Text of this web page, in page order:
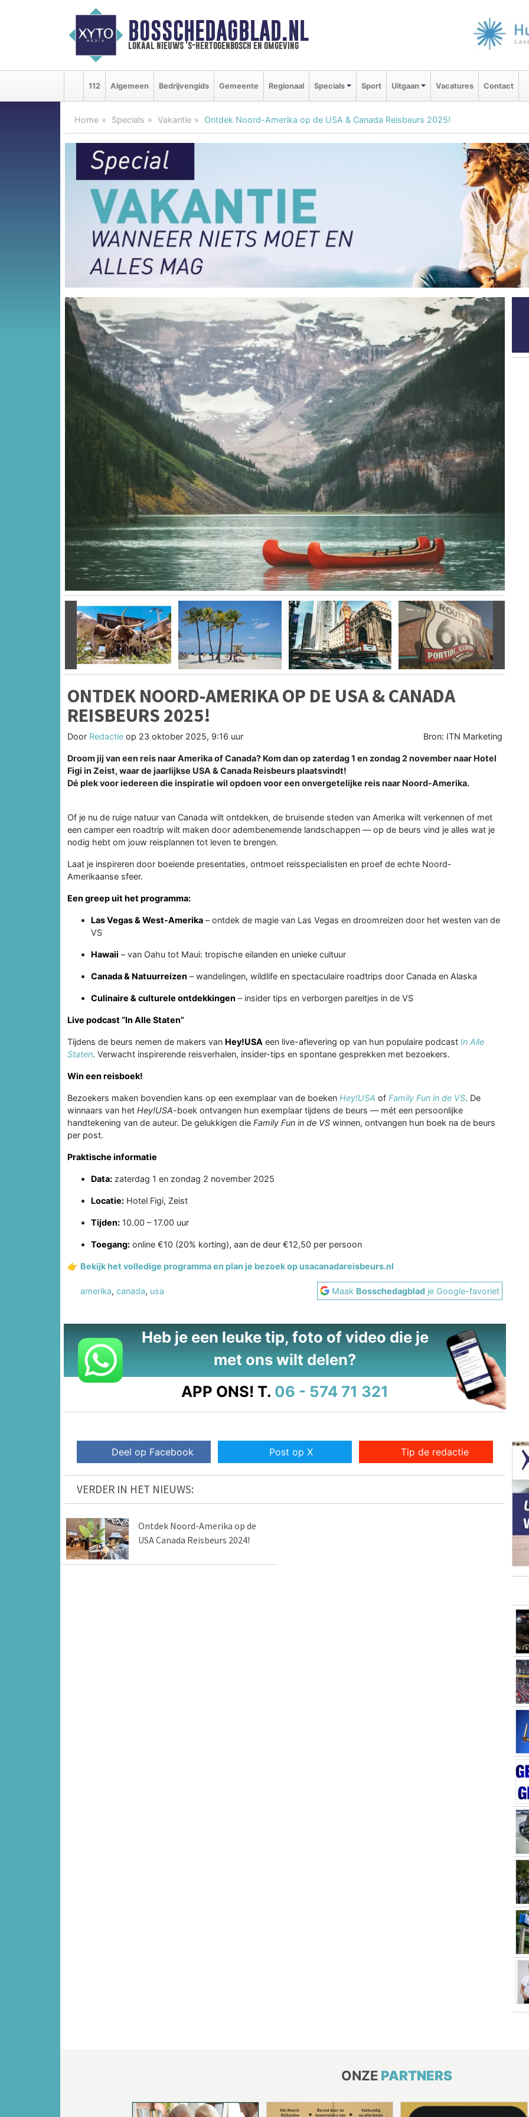
BOSSCHEDAGBLAD.NL
lokaal nieuws 's-hertogenbosch en omgeving
112 Algemeen Bedrijvengids Gemeente Regionaal Specials Sport Uitgaan Vacatures Contact
Home Specials Vakantie Ontdek Noord-Amerika op de USA & Canada Reisbeurs 2025!
Vorige
ONTDEK NOORD-AMERIKA OP DE USA & CANADA
REISBEURS 2025!
Door Redactie op 23 oktober 2025, 9:16 uur Bron: ITN Marketing
Droom jij van een reis naar Amerika of Canada? Kom dan op zaterdag 1 en zondag 2 november naar Hotel
Figi in Zeist, waar de jaarlijkse USA & Canada Reisbeurs plaatsvindt!
Dé plek voor iedereen die inspiratie wil opdoen voor een onvergetelijke reis naar Noord-Amerika.
Of je nu de ruige natuur van Canada wilt ontdekken, de bruisende steden van Amerika wilt verkennen of met
een camper een roadtrip wilt maken door adembenemende landschappen — op de beurs vind je alles wat je
nodig hebt om jouw reisplannen tot leven te brengen.
Laat je inspireren door boeiende presentaties, ontmoet reisspecialisten en proef de echte Noord-
Amerikaanse sfeer.
Een greep uit het programma:
Las Vegas & West-Amerika – ontdek de magie van Las Vegas en droomreizen door het westen van de
VS
Hawaii – van Oahu tot Maui: tropische eilanden en unieke cultuur
Canada & Natuurreizen – wandelingen, wildlife en spectaculaire roadtrips door Canada en Alaska
Culinaire & culturele ontdekkingen – insider tips en verborgen pareltjes in de VS
Live podcast “In Alle Staten”
Tijdens de beurs nemen de makers van Hey!USA een live-aflevering op van hun populaire podcast In Alle
Staten. Verwacht inspirerende reisverhalen, insider-tips en spontane gesprekken met bezoekers.
Win een reisboek!
Bezoekers maken bovendien kans op een exemplaar van de boeken Hey!USA of Family Fun in de VS. De
winnaars van het Hey!USA-boek ontvangen hun exemplaar tijdens de beurs — mét een persoonlijke
handtekening van de auteur. De gelukkigen die Family Fun in de VS winnen, ontvangen hun boek na de beurs
per post.
Praktische informatie
Data: zaterdag 1 en zondag 2 november 2025
Locatie: Hotel Figi, Zeist
Tijden: 10.00 – 17.00 uur
Toegang: online €10 (20% korting), aan de deur €12,50 per persoon
👉 Bekijk het volledige programma en plan je bezoek op usacanadareisbeurs.nl
amerika, canada, usa Maak Bosschedagblad je Google-favoriet
Heb je een leuke tip, foto of video die je
met ons wilt delen?
APP ONS! T. 06 - 574 71 321
Deel op Facebook Post op X Tip de redactie
VERDER IN HET NIEUWS:
Ontdek Noord-Amerika op de
USA Canada Reisbeurs 2024!
ONZE PARTNERS